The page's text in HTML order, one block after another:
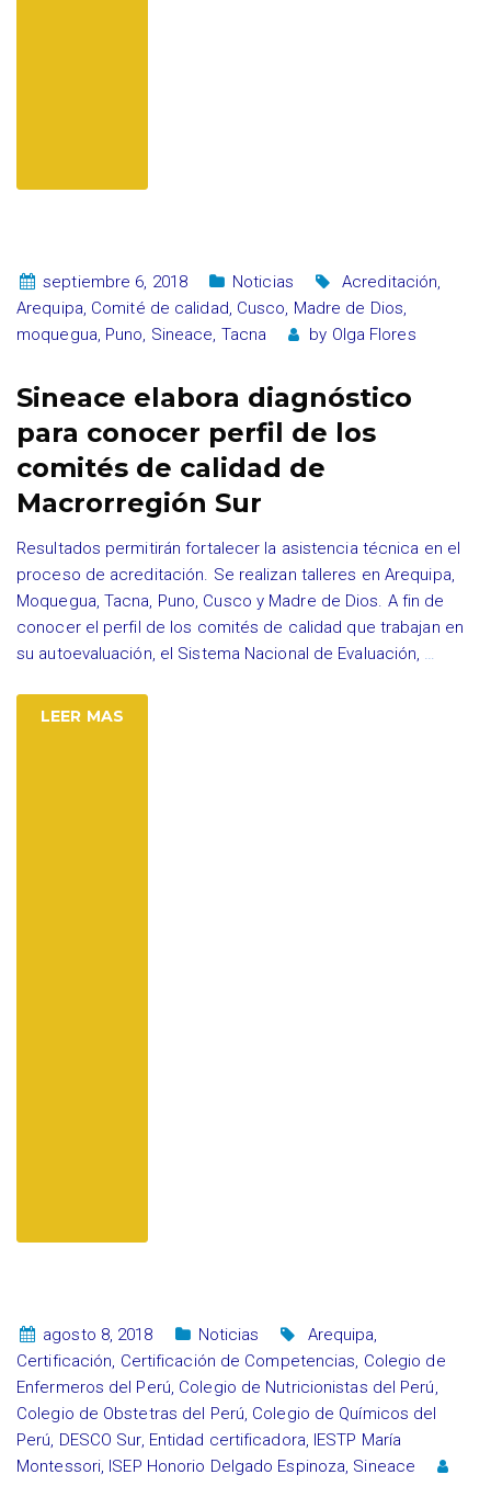
septiembre 6, 2018 Noticias Acreditación,
Arequipa, Comité de calidad, Cusco, Madre de Dios,
moquegua, Puno, Sineace, Tacna by Olga Flores
Sineace elabora diagnóstico
para conocer perfil de los
comités de calidad de
Macrorregión Sur
Resultados permitirán fortalecer la asistencia técnica en el
proceso de acreditación. Se realizan talleres en Arequipa,
Moquegua, Tacna, Puno, Cusco y Madre de Dios. A fin de
conocer el perfil de los comités de calidad que trabajan en
su autoevaluación, el Sistema Nacional de Evaluación, …
LEER MAS
agosto 8, 2018 Noticias Arequipa,
Certificación, Certificación de Competencias, Colegio de
Enfermeros del Perú, Colegio de Nutricionistas del Perú,
Colegio de Obstetras del Perú, Colegio de Químicos del
Perú, DESCO Sur, Entidad certificadora, IESTP María
Montessori, ISEP Honorio Delgado Espinoza, Sineace